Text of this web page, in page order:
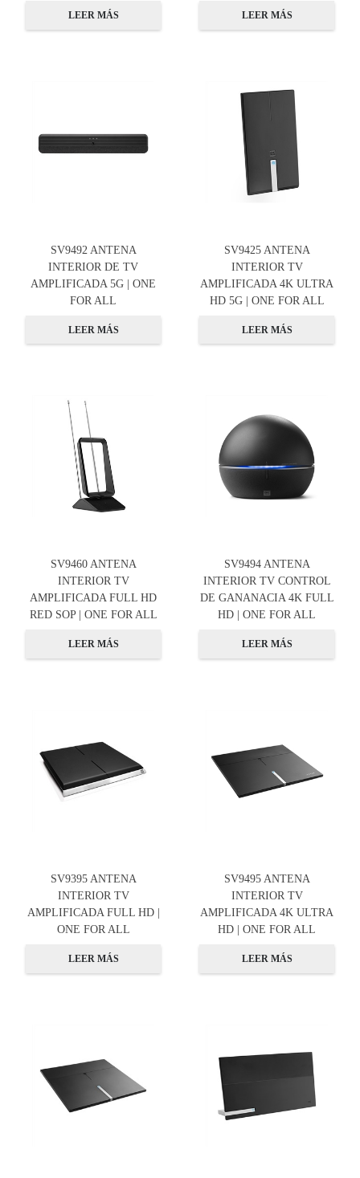
LEER MÁS LEER MÁS
SV9492 ANTENA
INTERIOR DE TV
AMPLIFICADA 5G | ONE
FOR ALL
LEER MÁS
SV9425 ANTENA
INTERIOR TV
AMPLIFICADA 4K ULTRA
HD 5G | ONE FOR ALL
LEER MÁS
SV9460 ANTENA
INTERIOR TV
AMPLIFICADA FULL HD
RED SOP | ONE FOR ALL
LEER MÁS
SV9494 ANTENA
INTERIOR TV CONTROL
DE GANANACIA 4K FULL
HD | ONE FOR ALL
LEER MÁS
SV9395 ANTENA
INTERIOR TV
AMPLIFICADA FULL HD |
ONE FOR ALL
LEER MÁS
SV9495 ANTENA
INTERIOR TV
AMPLIFICADA 4K ULTRA
HD | ONE FOR ALL
LEER MÁS